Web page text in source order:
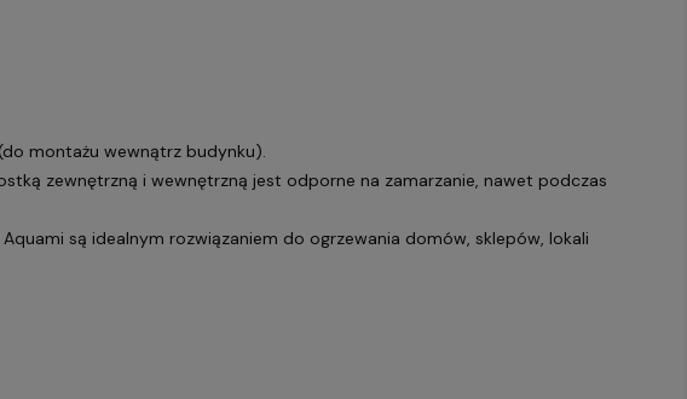
montażu wewnątrz budynku).
zewnętrzną i wewnętrzną jest odporne na zamarzanie, nawet podczas
są idealnym rozwiązaniem do ogrzewania domów, sklepów, lokali